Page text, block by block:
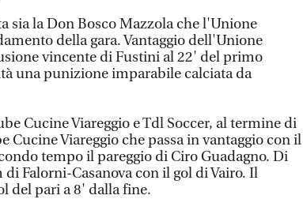
sia la Don Bosco Mazzola che l'Unione
della gara. Vantaggio dell'Unione
vincente di Fustini al 22' del primo
una punizione imparabile calciata da
Cucine Viareggio e Tdl Soccer, al termine di
Cucine Viareggio che passa in vantaggio con il
tempo il pareggio di Ciro Guadagno. Di
Falorni-Casanova con il gol di Vairo. Il
del pari a 8' dalla fine.